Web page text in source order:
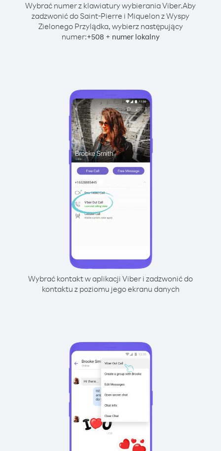
Wybrać numer z klawiatury wybierania Viber.Aby
zadzwonić do Saint-Pierre i Miquelon z Wyspy
Zielonego Przylądka, wybierz następujący
numer:+508 + numer lokalny
Wybrać kontakt w aplikacji Viber i zadzwonić do
kontaktu z poziomu jego ekranu danych